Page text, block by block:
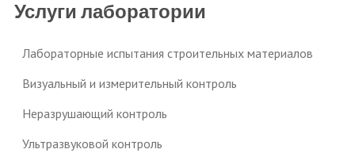
Услуги лаборатории
Лабораторные испытания строительных материалов
Визуальный и измерительный контроль
Неразрушающий контроль
Ультразвуковой контроль